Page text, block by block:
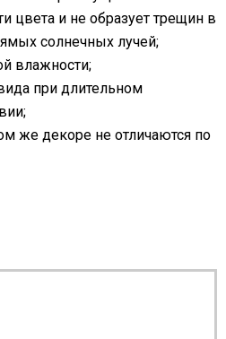
цвета и не образует трещин в
солнечных лучей;
влажности;
при длительном
же декоре не отличаются по